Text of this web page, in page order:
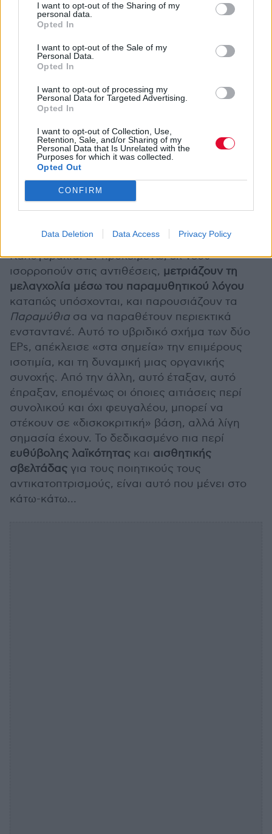
I want to opt-out of the Sharing of my
personal data.
Opted In
I want to opt-out of the Sale of my
Personal Data.
Opted In
I want to opt-out of processing my
Personal Data for Targeted Advertising.
Opted In
I want to opt-out of Collection, Use,
Retention, Sale, and/or Sharing of my
Personal Data that Is Unrelated with the
Purposes for which it was collected.
Opted Out
CONFIRM
Data Deletion Data Access Privacy Policy
στα άλλα δύο (παρότι κάτι μου λέει πως τα
«Κορίτσια»θα είναι το χιτ της όλης ιστορίας).
Στο δεύτερο σκέλος, ξανοίγονται με
Νερούδα
από σκηνής, για τα επόμενα τέσσερα κομμάτια
όπου μεταχειρίζονται τα ποιήματα του Ρουμί
«Μη Μένεις Κοντά» και«Αγάπη Μου»
να καταλήξουν στο φινάλε με την εκ νέου
σου Πω»της Γώγου (το είχαν εσωστρεφώς
εξιστορήσει και στο Varvara Project
Εκτενώς νομίζα σας μίλησα, οπότε ας
συνοψίσω ως εξής. Είχα διαβάσει
εύστοχο του συντάκτη Άρη Καραμπεάζη περί
μελαγχολικού και κωμικοτραγικού» για τα
Καλογεράκια. Εν προκειμένω, εκ νέου
ισορροπούν στις αντιθέσεις, μετριάζουν τη
μελαγχολία μέσω του παραμυθητικού λόγου
καταπώς υπόσχονται, και παρουσιάζουν τα
Παραμύθια σα να παραθέτουν περιεκτικά
ενσταντανέ. Αυτό το υβριδικό σχήμα των δύο
EPs, απέκλεισε «στα σημεία» την επιμέρους
ισοτιμία, και τη δυναμική μιας οργανικής
συνοχής. Από την άλλη, αυτό έταξαν, αυτό
έπραξαν, επομένως οι όποιες αιτιάσεις περί
συνολικού και όχι φευγαλέου, μπορεί να
στέκουν σε «δισκοκριτική» βάση, αλλά λίγη
σημασία έχουν. Το δεδικασμένο πια περί
ευθύβολης λαϊκότητας και αισθητικής
σβελτάδας για τους ποιητικούς τους
αντικατοπτρισμούς, είναι αυτό που μένει στο
κάτω-κάτω…